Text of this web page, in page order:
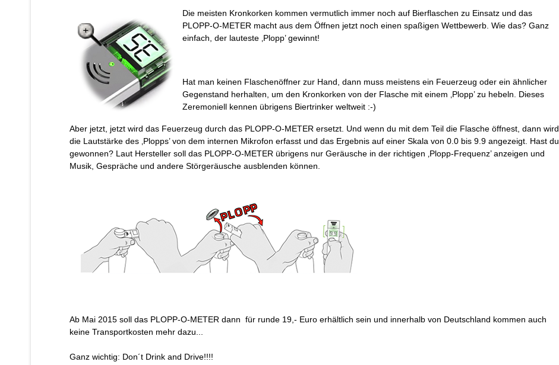
Die meisten Kronkorken kommen vermutlich immer noch auf Bierflaschen zu Einsatz und das
PLOPP-O-METER macht aus dem Öffnen jetzt noch einen spaßigen Wettbewerb. Wie das? Ganz
einfach, der lauteste ‚Plopp’ gewinnt!
Hat man keinen Flaschenöffner zur Hand, dann muss meistens ein Feuerzeug oder ein ähnlicher
Gegenstand herhalten, um den Kronkorken von der Flasche mit einem ‚Plopp’ zu hebeln. Dieses
Zeremoniell kennen übrigens Biertrinker weltweit :-)
Aber jetzt, jetzt wird das Feuerzeug durch das PLOPP-O-METER ersetzt. Und wenn du mit dem Teil die Flasche öffnest, dann wird
die Lautstärke des ‚Plopps’ von dem internen Mikrofon erfasst und das Ergebnis auf einer Skala von 0.0 bis 9.9 angezeigt. Hast du
gewonnen? Laut Hersteller soll das PLOPP-O-METER übrigens nur Geräusche in der richtigen ‚Plopp-Frequenz’ anzeigen und
Musik, Gespräche und andere Störgeräusche ausblenden können.
Ab Mai 2015 soll das PLOPP-O-METER dann für runde 19,- Euro erhältlich sein und innerhalb von Deutschland kommen auch
keine Transportkosten mehr dazu...
Ganz wichtig: Don´t Drink and Drive!!!!